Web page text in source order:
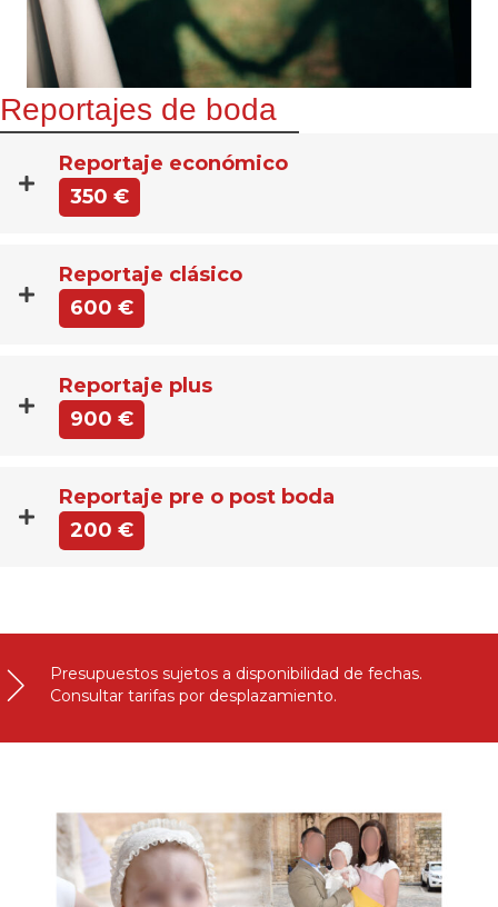
Reportajes de boda
Reportaje económico
350 €
Reportaje clásico
600 €
Reportaje plus
900 €
Reportaje pre o post boda
200 €
Presupuestos sujetos a disponibilidad de fechas.
Consultar tarifas por desplazamiento.